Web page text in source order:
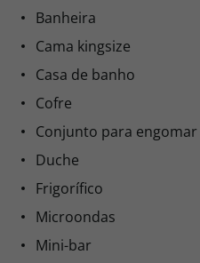
Banheira
Cama kingsize
Casa de banho
Cofre
Conjunto para engomar
Duche
Frigorífico
Microondas
Mini-bar